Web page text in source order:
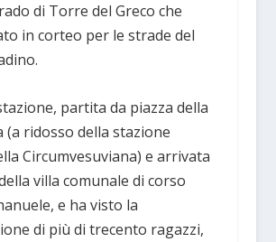
di Torre del Greco che
in corteo per le strade del
partita da piazza della
(a ridosso della stazione
Circumvesuviana) e arrivata
villa comunale di corso
e ha visto la
di più di trecento ragazzi,